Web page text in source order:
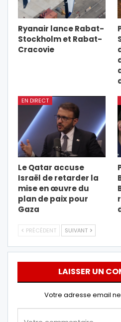
Ryanair lance Rabat-
Stockholm et Rabat-
Cracovie
EN DIRECT
Le Qatar accuse
Israël de retarder la
mise en œuvre du
plan de paix pour
Gaza
PRÉCÉDENT SUIVANT
LAISSER UN
Votre adresse email